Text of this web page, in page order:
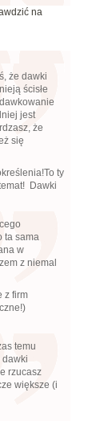
na
że dawki
ścisłe
jest
że
się
ty
Dawki
ta sama
w
z niemal
z firm
temu
dawki
rzucasz
większe (i